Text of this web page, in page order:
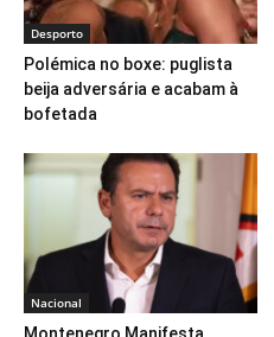
Desporto
Polémica no boxe: puglista
beija adversária e acabam à
bofetada
Nacional